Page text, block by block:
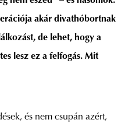
akár divathóbortnak
de lehet, hogy a
lesz ez a felfogás. Mit
és nem csupán azért,